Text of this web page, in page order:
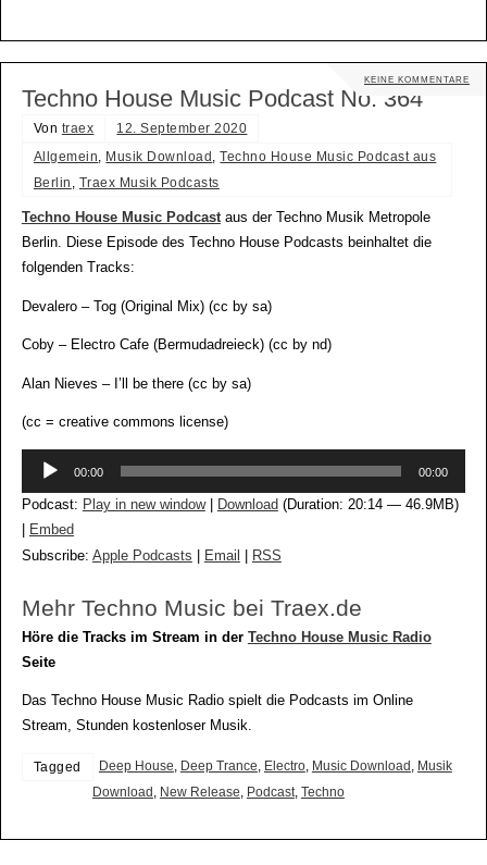
KEINE KOMMENTARE
Techno House Music Podcast No. 364
Von traex
12. September 2020
Allgemein, Musik Download ,Techno House Music Podcast aus
Berlin , Traex Musik Podcasts
Techno House Music Podcastaus der Techno Musik Metropole
Berlin. Diese Episode des Techno House Podcasts beinhaltet die
folgenden Tracks:
Devalero – Tog (Original Mix) (cc by sa)
Coby – Electro Cafe (Bermudadreieck) (cc by nd)
Alan Nieves – I’ll be there (cc by sa)
(cc = creative commons license)
Audio-
00:00 00:00
Podcast: Play in new window| Download (Duration: 20:14 — 46.9MB)
Embed
Subscribe: Apple Podcasts Email RSS
Mehr Techno Music bei Traex.de
Höre die Tracks im Stream in der Techno House Music Radio
Seite
Das Techno House Music Radio spielt die Podcasts im Online
Stream, Stunden kostenloser Musik.
Tagged Deep House, Deep Trance, Electro, Music Download , Musik
Download , New Release, Podcast, Techno